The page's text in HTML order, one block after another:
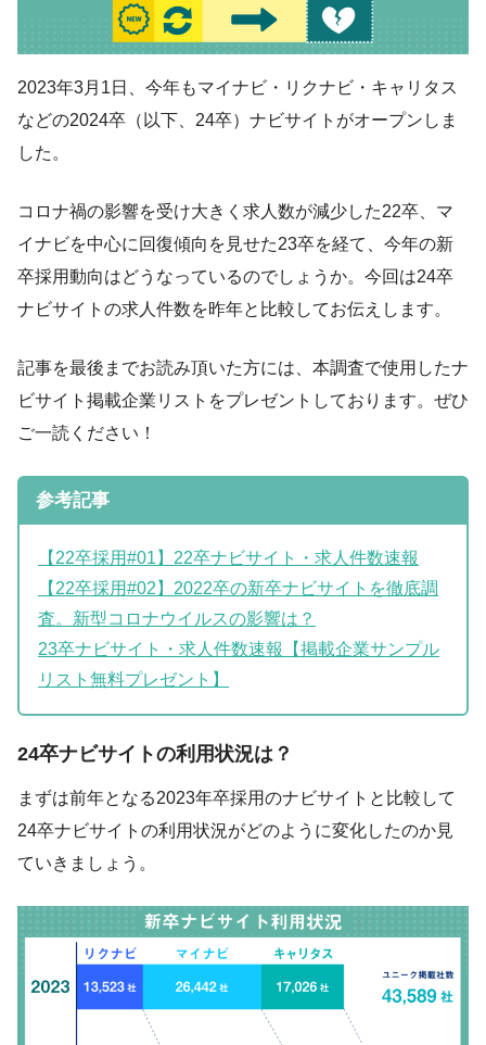
2023年3月1日、今年もマイナビ・リクナビ・キャリタス
などの2024卒（以下、24卒）ナビサイトがオープンしま
した。
コロナ禍の影響を受け大きく求人数が減少した22卒、マ
イナビを中心に回復傾向を見せた23卒を経て、今年の新
卒採用動向はどうなっているのでしょうか。今回は24卒
ナビサイトの求人件数を昨年と比較してお伝えします。
記事を最後までお読み頂いた方には、本調査で使用したナ
ビサイト掲載企業リストをプレゼントしております。ぜひ
ご一読ください！
参考記事
【22卒採用#01】22卒ナビサイト・求人件数速報
【22卒採用#02】2022卒の新卒ナビサイトを徹底調
査。新型コロナウイルスの影響は？
23卒ナビサイト・求人件数速報【掲載企業サンプル
リスト無料プレゼント】
24卒ナビサイトの利用状況は？
まずは前年となる2023年卒採用のナビサイトと比較して
24卒ナビサイトの利用状況がどのように変化したのか見
ていきましょう。